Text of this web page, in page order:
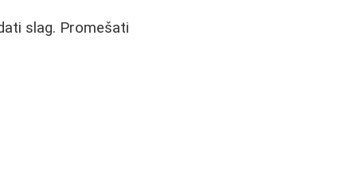
slag. Promešati